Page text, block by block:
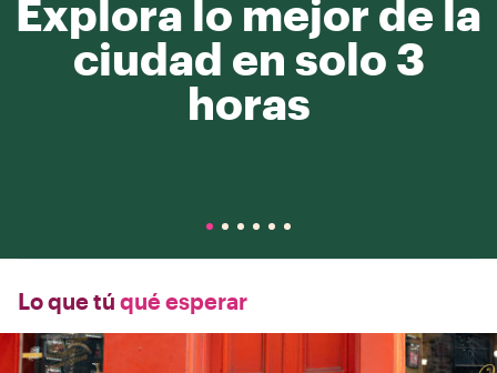
Explora lo mejor de la
ciudad en solo 3
horas
Lo que tú qué esperar